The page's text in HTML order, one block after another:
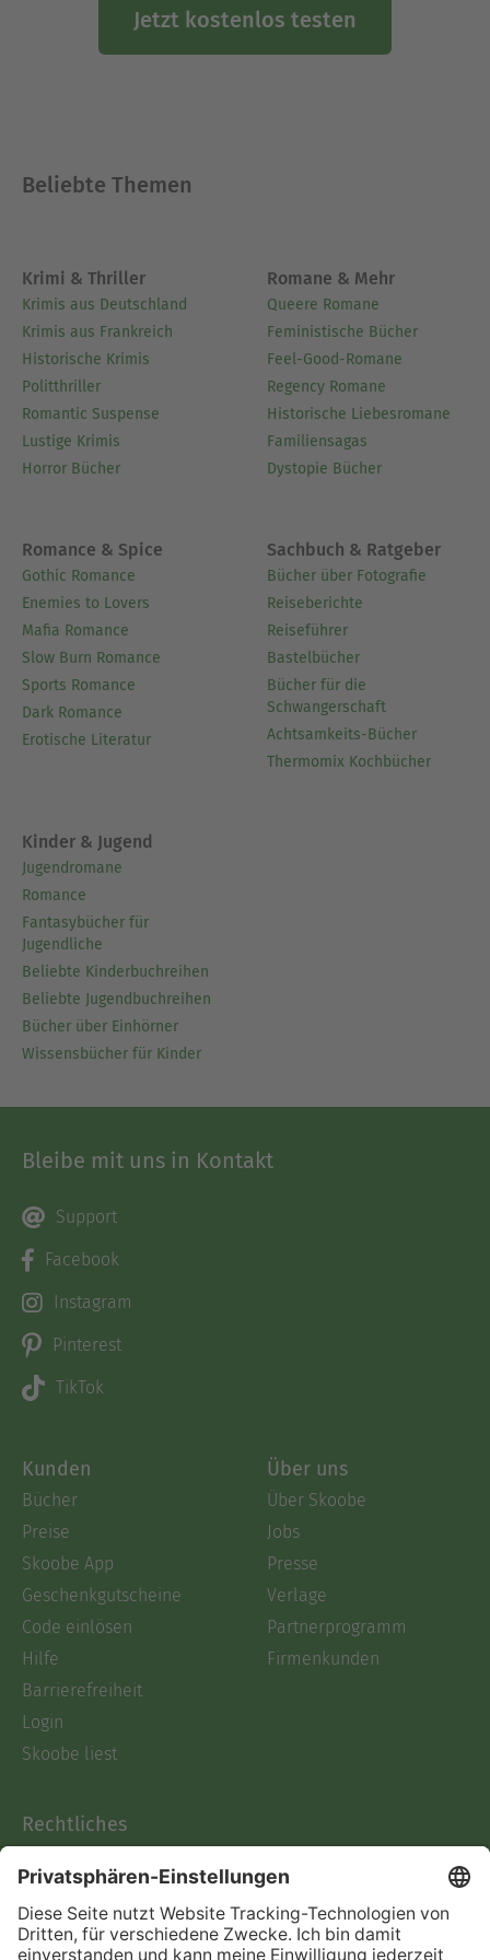
er heute als Schulleiter der Jewish International
School – Masorti Grundschule in Berlin tätig. Über
Jetzt kostenlos testen
Beliebte Themen
Krimi & Thriller
Krimis aus Deutschland
Krimis aus Frankreich
Historische Krimis
Politthriller
Romantic Suspense
Lustige Krimis
Horror Bücher
Romane & Mehr
Queere Romane
Feministische Bücher
Feel-Good-Romane
Regency Romane
Historische Liebesromane
Familiensagas
Dystopie Bücher
Romance & Spice
Gothic Romance
Enemies to Lovers
Mafia Romance
Slow Burn Romance
Sports Romance
Dark Romance
Erotische Literatur
Sachbuch & Ratgeber
Bücher über Fotografie
Reiseberichte
Reiseführer
Bastelbücher
Bücher für die
Schwangerschaft
Achtsamkeits-Bücher
Thermomix Kochbücher
Kinder & Jugend
Jugendromane
Romance
Fantasybücher für
Jugendliche
Beliebte Kinderbuchreihen
Beliebte Jugendbuchreihen
Bücher über Einhörner
Wissensbücher für Kinder
Bleibe mit uns in Kontakt
Support
Facebook
Instagram
Pinterest
TikTok
Kunden
Bücher
Preise
Skoobe App
Geschenkgutscheine
Code einlösen
Hilfe
Barrierefreiheit
Login
Skoobe liest
Über uns
Über Skoobe
Jobs
Presse
Verlage
Partnerprogramm
Firmenkunden
Rechtliches
AGB
Informationen nach Data
Act